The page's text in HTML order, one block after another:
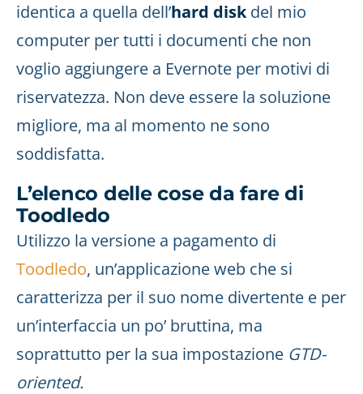
identica a quella dell’hard diskdel mio
computer per tutti i documenti che non
voglio aggiungere a Evernote per motivi di
riservatezza. Non deve essere la soluzione
migliore, ma al momento ne sono
soddisfatta.
L’elenco delle cose da fare di
Toodledo
Utilizzo la versione a pagamento di
Toodledo, un’applicazione web che si
caratterizza per il suo nome divertente e per
un’interfaccia un po’ bruttina, ma
soprattutto per la sua impostazione GTD-
oriented.